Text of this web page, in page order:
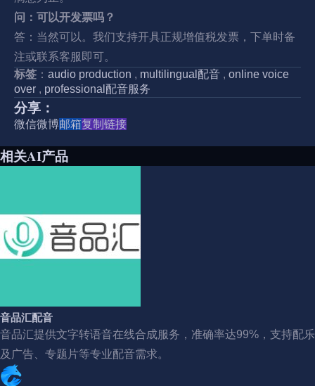
问：可以开发票吗？
答：当然可以。我们支持开具正规增值税发票，下单时备
注或联系客服即可。
标签 ： audio production , multilingual配音 , online voice
over , professional配音服务
分享：
微信微博邮箱复制链接
相关AI产品
音品汇配音
音品汇提供文字转语音在线合成服务，准确率达99%，支持配乐
及广告、专题片等专业配音需求。